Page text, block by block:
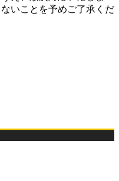
いことを予めご了承くだ